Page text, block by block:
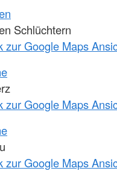
Schlüchtern
zur Google Maps
zur Google Maps
zur Google Maps